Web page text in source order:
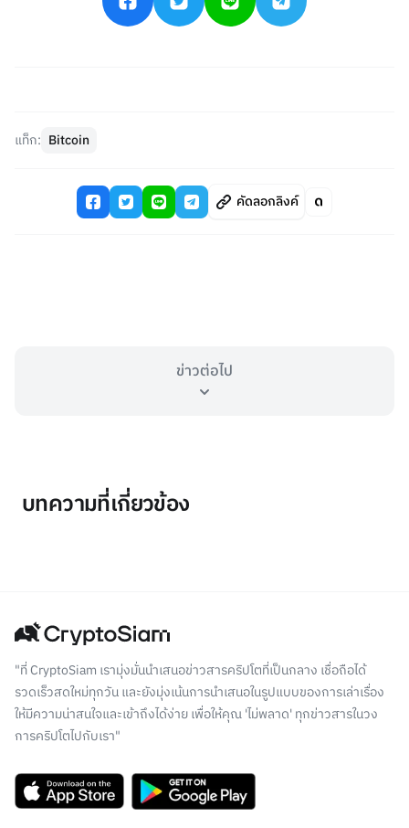
แท็ก: Bitcoin
คัดลอกลิงค์
ข่าวต่อไป
บทความที่เกี่ยวข้อง
"ที่ CryptoSiam เรามุ่งมั่นนำเสนอข่าวสารคริปโตที่เป็นกลาง เชื่อถือได้
รวดเร็วสดใหม่ทุกวัน และยังมุ่งเน้นการนำเสนอในรูปแบบของการเล่าเรื่อง
ให้มีความน่าสนใจและเข้าถึงได้ง่าย เพื่อให้คุณ 'ไม่พลาด' ทุกข่าวสารในวง
การคริปโตไปกับเรา"